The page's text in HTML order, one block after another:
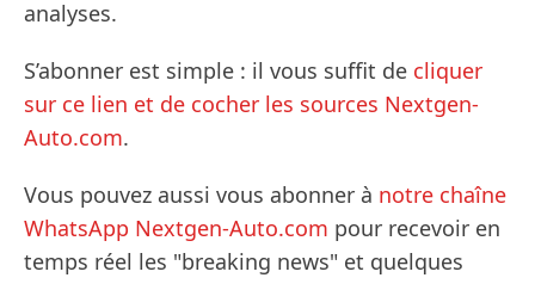
analyses.
S’abonner est simple : il vous suffit de cliquer
sur ce lien et de cocher les sources Nextgen-
Auto.com.
Vous pouvez aussi vous abonner à notre chaîne
WhatsApp Nextgen-Auto.com pour recevoir en
temps réel les "breaking news" et quelques